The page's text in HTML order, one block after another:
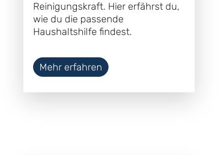
Reinigungskraft. Hier erfährst du,
wie du die passende
Haushaltshilfe findest.
Mehr erfahren